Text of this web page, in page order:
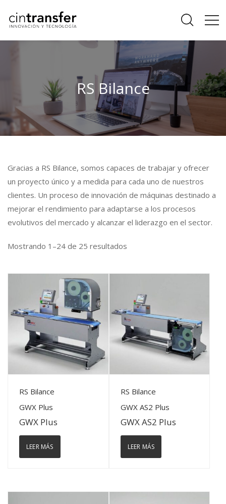
RS Bilance
Gracias a RS Bilance, somos capaces de trabajar y ofrecer
un proyecto único y a medida para cada uno de nuestros
clientes. Un proceso de innovación de máquinas destinado a
mejorar el rendimiento para adaptarse a los procesos
evolutivos del mercado y alcanzar el liderazgo en el sector.
Mostrando 1–24 de 25 resultados
View Details
RS Bilance
GWX Plus
GWX Plus
LEER MÁS
View Details
RS Bilance
GWX AS2 Plus
GWX AS2 Plus
LEER MÁS